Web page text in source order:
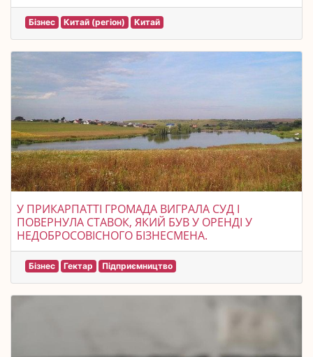
Бізнес Китай (регіон) Китай
У ПРИКАРПАТТІ ГРОМАДА ВИГРАЛА СУД І
ПОВЕРНУЛА СТАВОК, ЯКИЙ БУВ У ОРЕНДІ У
НЕДОБРОСОВІСНОГО БІЗНЕСМЕНА.
Бізнес Гектар Підприємництво